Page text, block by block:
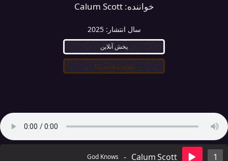
خواننده:Calum Scott
سال انتشار:2025
پخش آنلاین
دانلود کیفیت ۳۲۰
1
Calum Scott
-
God Knows